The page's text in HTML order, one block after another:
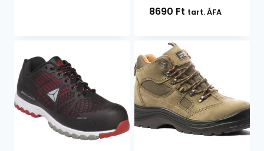
8690 Ft tart. ÁFA